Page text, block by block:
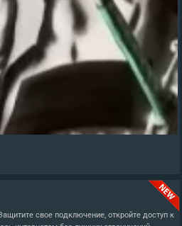
свое подключение, откройте доступ к